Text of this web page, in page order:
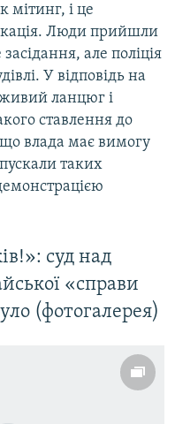
мітинг, і це
Люди прийшли
але поліція
У відповідь на
ланцюг і
ставлення до
влада має вимогу
таких
суд над
«справи
(фотогалерея)